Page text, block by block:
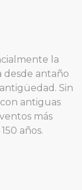
la
desde antaño
Sin
antiguas
más
años.